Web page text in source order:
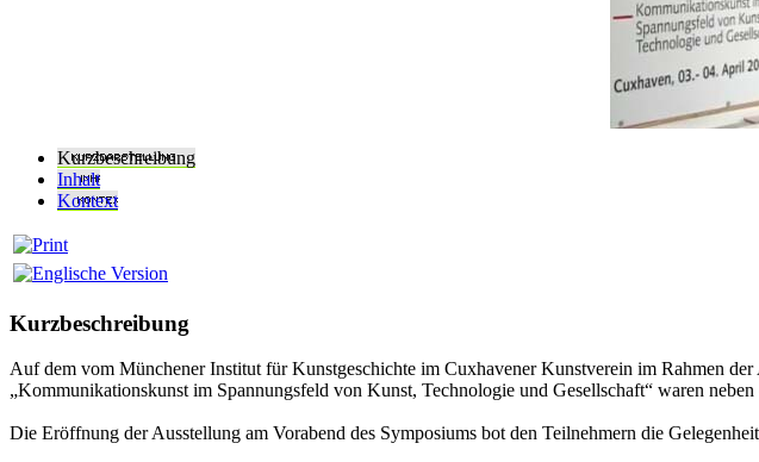
Kurzbeschreibung
Inhalt
Kontext
Kurzbeschreibung
Auf dem vom Münchener Institut für Kunstgeschichte im Cuxhavener Kunstverein im Rahmen
„Kommunikationskunst im Spannungsfeld von Kunst, Technologie und Gesellschaft“ waren
Die Eröffnung der Ausstellung am Vorabend des Symposiums bot den Teilnehmern die